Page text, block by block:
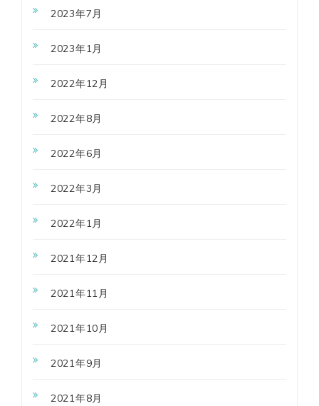
2023年7月
2023年1月
2022年12月
2022年8月
2022年6月
2022年3月
2022年1月
2021年12月
2021年11月
2021年10月
2021年9月
2021年8月